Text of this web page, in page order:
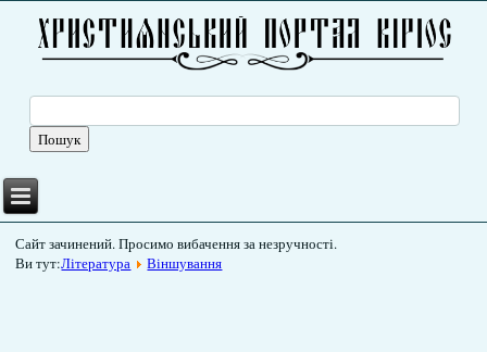
Сайт зачинений. Просимо вибачення за незручності.
Ви тут:Література Віншування